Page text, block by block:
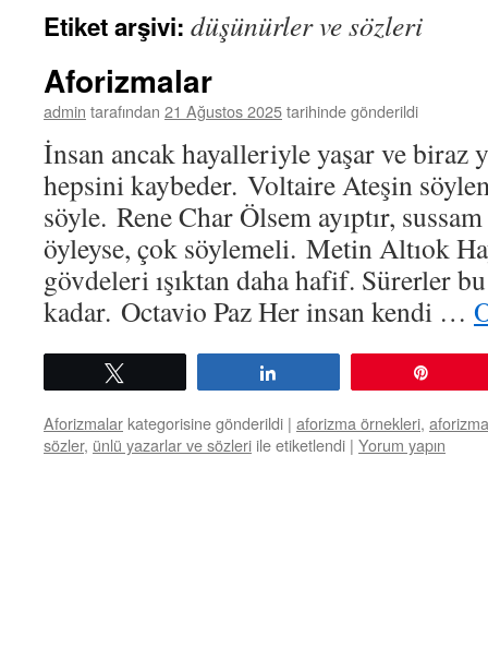
Etiket arşivi: düşünürler ve sözleri
Aforizmalar
admin tarafından 21 Ağustos 2025tarihinde gönderildi
İnsan ancak hayalleriyle yaşar ve biraz
hepsini kaybeder. Voltaire Ateşin
söyle. Rene Char Ölsem ayıptır,
öyleyse, çok söylemeli. Metin Altıok
gövdeleri ışıktan daha hafif. Sürerler
kadar. Octavio Paz Her insan kendi …
Aforizmalar kategorisine gönderildi | aforizma örnekleri,
sözler, ünlü yazarlar ve sözleri ile etiketlendi | Yorum yapın